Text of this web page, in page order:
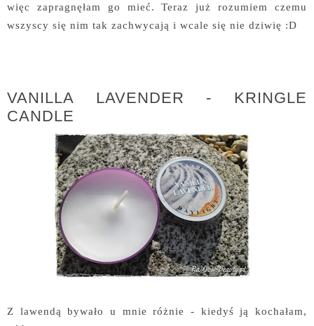
więc zapragnęłam go mieć. Teraz już rozumiem czemu
wszyscy się nim tak zachwycają i wcale się nie dziwię :D
VANILLA LAVENDER - KRINGLE
CANDLE
Z lawendą bywało u mnie różnie - kiedyś ją kochałam,